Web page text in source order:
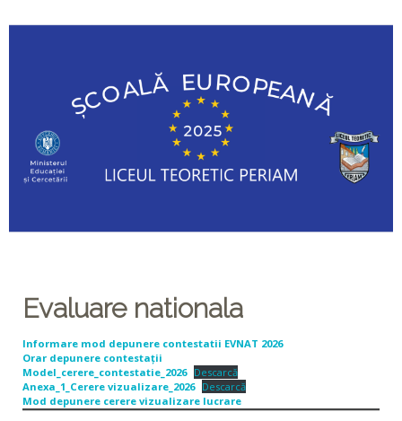
Evaluare nationala
Informare mod depunere contestatii EVNAT 2026
Orar depunere contestații
Model_cerere_contestatie_2026 Descarcă
Anexa_1_Cerere vizualizare_2026 Descarcă
Mod depunere cerere vizualizare lucrare